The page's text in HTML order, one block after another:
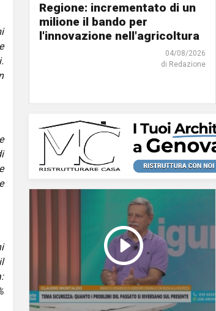
Regione: incrementato di un
milione il bando per
l'innovazione nell'agricoltura
04/08/2026
di Redazione